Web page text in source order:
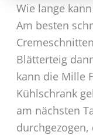
Wie lange
Am besten
Blätterteig
kann die Mille
Kühlschrank
am nächsten